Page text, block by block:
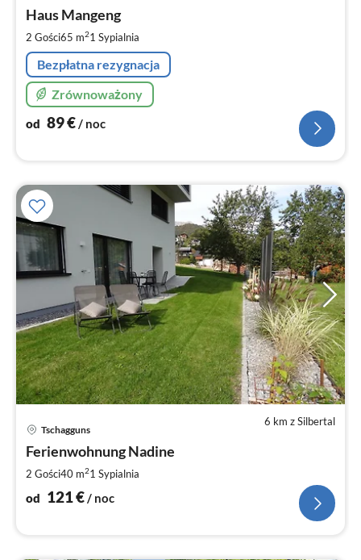
Haus Mangeng
2 Gości65 m21 Sypialnia
Bezpłatna rezygnacja
Zrównoważony
od 89€/ noc
6 km z Silbertal
Tschagguns
Ferienwohnung Nadine
2 Gości40 m21 Sypialnia
od 121€/ noc